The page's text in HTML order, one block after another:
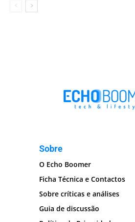
Sobre
O Echo Boomer
Ficha Técnica e Contactos
Sobre críticas e análises
Guia de discussão